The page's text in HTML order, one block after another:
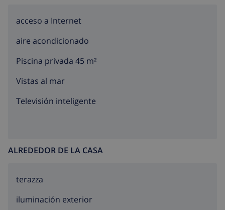
acceso a Internet
aire acondicionado
Piscina privada 45 m²
Vistas al mar
Televisión inteligente
ALREDEDOR DE LA CASA
terazza
iluminación exterior